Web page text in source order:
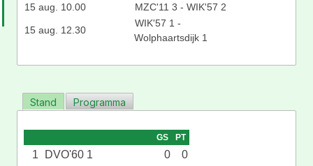
15 aug. 10.00
MZC'11 3 - WIK'57 2
15 aug. 12.30
WIK'57 1 -
Wolphaartsdijk 1
Stand Programma
GS PT
1 DVO'60 1 0
0